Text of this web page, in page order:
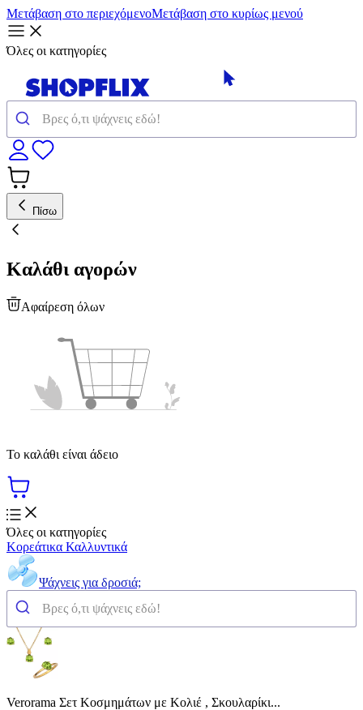
Μετάβαση στο περιεχόμενοΜετάβαση στο κυρίως μενού
Όλες οι κατηγορίες
Πίσω
Καλάθι αγορών
Αφαίρεση όλων
Το καλάθι είναι άδειο
Όλες οι κατηγορίες
Κορεάτικα Καλλυντικά
Ψάχνεις για δροσιά;
Verorama Σετ Κοσμημάτων με Κολιέ , Σκουλαρίκι...